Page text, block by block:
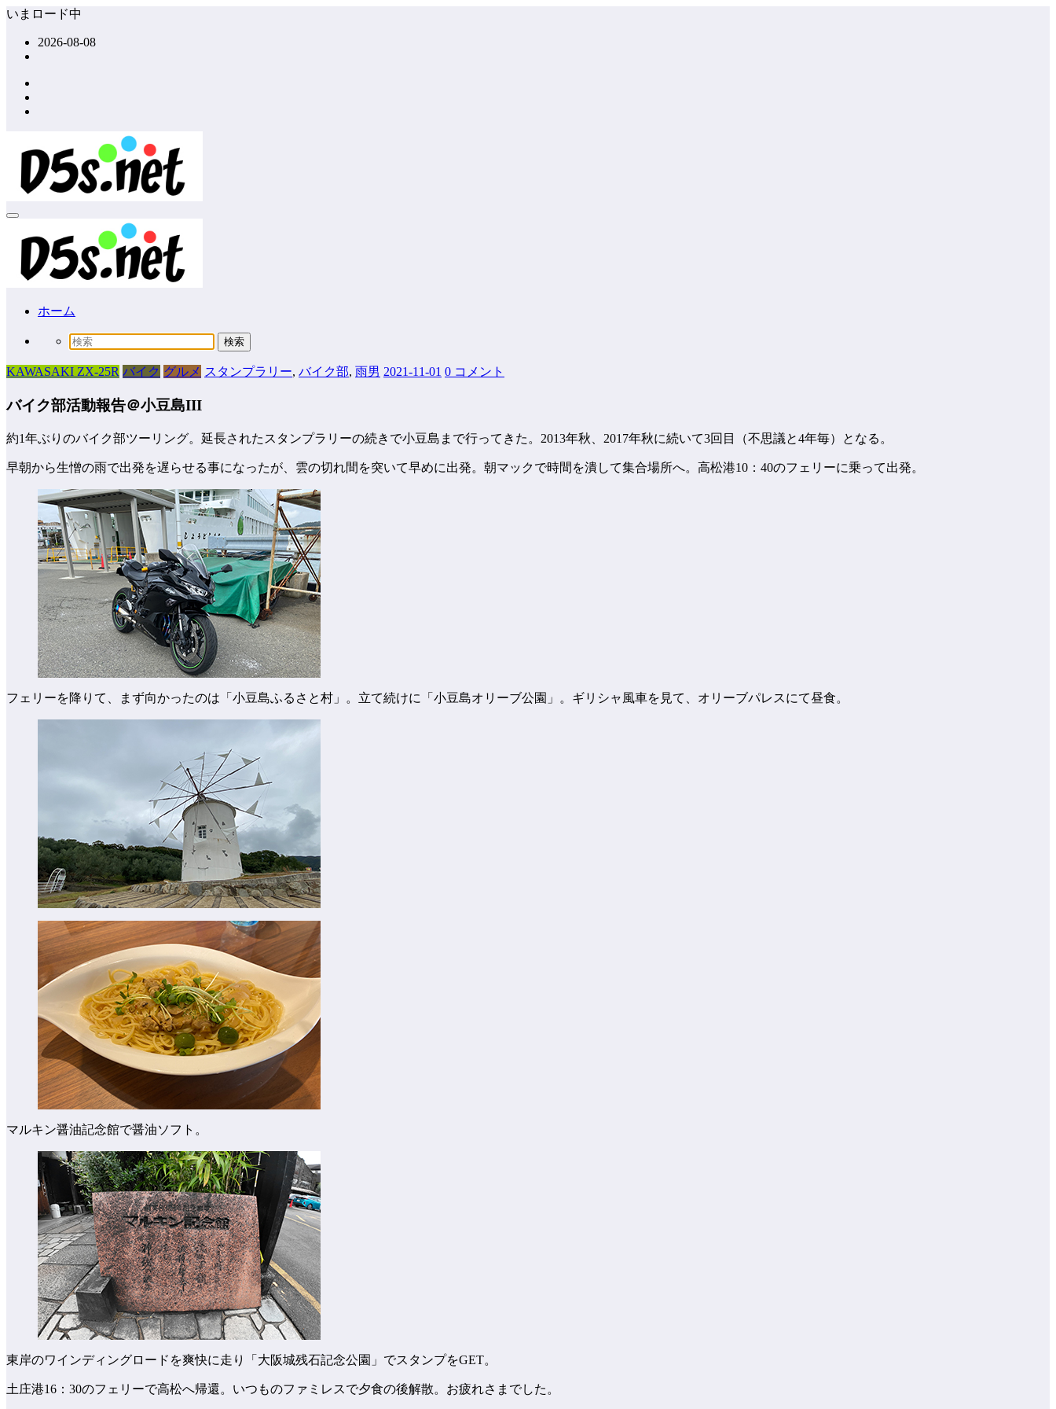
コ
いまロード中
2026-08-08
ホーム
KAWASAKI ZX-25R バイク グルメ スタンプラリー, バイク部, 雨男 2021-11-01 0 コメント
バイク部活動報告＠小豆島III
約1年ぶりのバイク部ツーリング。延長されたスタンプラリーの続きで小豆島まで行ってきた。2013年秋、2017年秋に続いて3回目（不思議と4年毎）となる。
早朝から生憎の雨で出発を遅らせる事になったが、雲の切れ間を突いて早めに出発。朝マックで時間を潰して集合場所へ。高松港10：40のフェリーに乗って出発。
フェリーを降りて、まず向かったのは「小豆島ふるさと村」。立て続けに「小豆島オリーブ公園」。ギリシャ風車を見て、オリーブパレスにて昼食。
マルキン醤油記念館で醤油ソフト。
東岸のワインディングロードを爽快に走り「大阪城残石記念公園」でスタンプをGET。
土庄港16：30のフェリーで高松へ帰還。いつものファミレスで夕食の後解散。お疲れさまでした。